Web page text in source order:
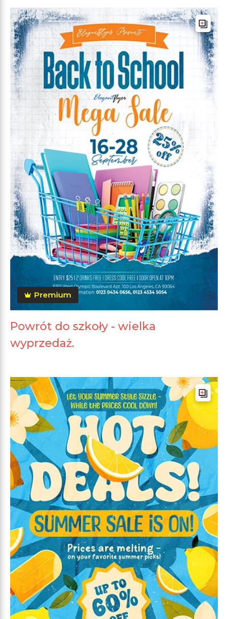
Premium
Powrót do szkoły - wielka
wyprzedaż.